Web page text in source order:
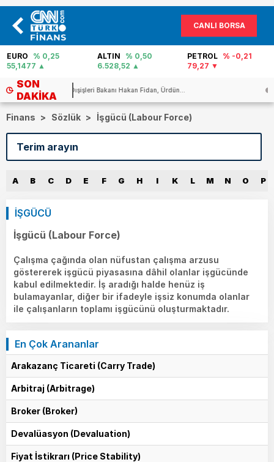
CANLI BORSA
EURO
% 0,25
55,1477
ALTIN
% 0,50
6.528,52
PETROL % -0,21
79,27
SON
DAKIKA
Rusya yine Ukrayna`yı vurdu… En az ...
Finans > Sözlük > İşgücü (Labour Force)
A B C D E F G H I K L M N O P
İŞGÜCÜ
İşgücü (Labour Force)
Çalışma çağında olan nüfustan çalışma arzusu
göstererek işgücü piyasasına dâhil olanlar işgücünde
kabul edilmektedir. İş aradığı halde henüz iş
bulamayanlar, diğer bir ifadeyle işsiz konumda olanlar
ile çalışanların toplamı işgücünü oluşturmaktadır.
En Çok Arananlar
Arakazanç Ticareti (Carry Trade)
Arbitraj (Arbitrage)
Broker (Broker)
Devalüasyon (Devaluation)
Fiyat İstikrarı (Price Stability)